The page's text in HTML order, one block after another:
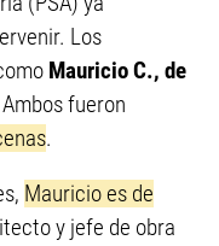
Los
Mauricio C., de
Ambos fueron
.
Mauricio es de
y jefe de obra